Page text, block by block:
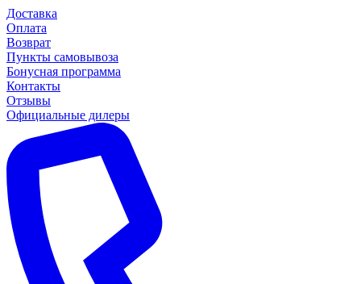
Доставка
Оплата
Возврат
Пункты самовывоза
Бонусная программа
Контакты
Отзывы
Официальные дилеры